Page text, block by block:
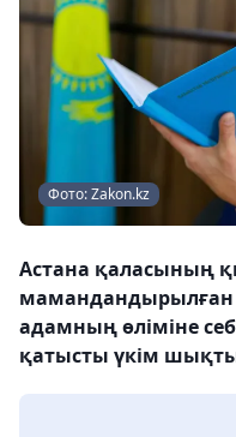
Фото: Zakon.kz
Астана қаласының
мамандандырылған
адамның өліміне
қатысты үкім